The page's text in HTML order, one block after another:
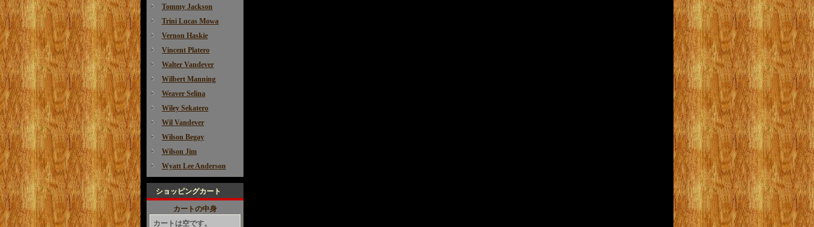
Tommy Jackson
Trini Lucas Mowa
Vernon Haskie
Vincent Platero
Walter Vandever
Wilbert Manning
Weaver Selina
Wiley Sekatero
Wil Vandever
Wilson Begay
Wilson Jim
Wyatt Lee Anderson
ショッピングカート
カートの中身
カートは空です。